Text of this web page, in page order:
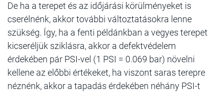
De ha a terepet és az időjárási körülményeket is
cserélnénk, akkor további változtatásokra lenne
szükség. Így, ha a fenti példánkban a vegyes terepet
kicseréljük sziklásra, akkor a defektvédelem
érdekében pár PSI-vel (1 PSI = 0.069 bar) növelni
kellene az előbbi értékeket, ha viszont saras terepre
néznénk, akkor a tapadás érdekében néhány PSI-t